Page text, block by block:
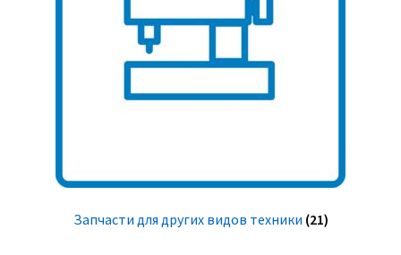
Запчасти для других видов техники (21)